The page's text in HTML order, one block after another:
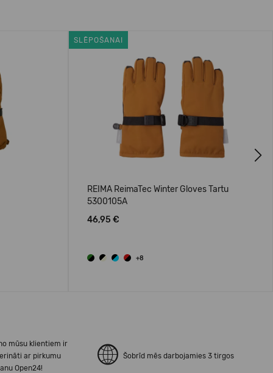
SLĒPOŠANAI
REIMA ReimaTec Winter Gloves Tartu
5300105A
46,95 €
+8
mūsu klientiem ir
ar pirkumu
Open24!
Šobrīd mēs darbojamies 3 tirgos